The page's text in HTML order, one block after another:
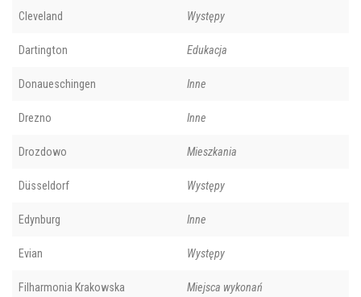
Cleveland Występy
Dartington Edukacja
Donaueschingen Inne
Drezno Inne
Drozdowo Mieszkania
Düsseldorf Występy
Edynburg Inne
Evian Występy
Filharmonia Krakowska Miejsca wykonań